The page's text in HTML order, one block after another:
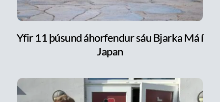
Yfir 11 þúsund áhorfendur sáu Bjarka Má í
Japan